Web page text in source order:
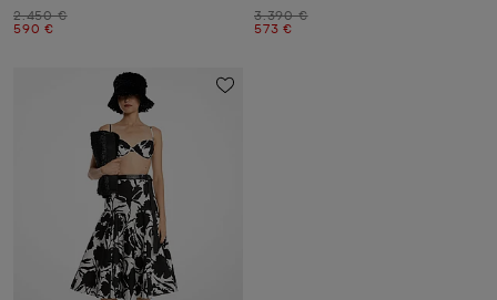
Prezzo iniziale
2.450 €
Prezzo attuale
590 €
pizzo
Prezzo iniziale
3.390 €
Prezzo attuale
573 €